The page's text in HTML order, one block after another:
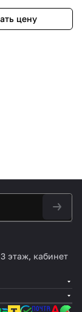
цену
этаж, кабинет